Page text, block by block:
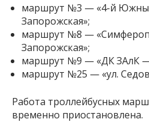
маршрут №3 — «4-й
Запорожская»;
маршрут №8 —
Запорожская»;
маршрут №9 — «ДК ЗАлК —
маршрут №25 — «ул.
Работа троллейбусных
временно приостановлена.